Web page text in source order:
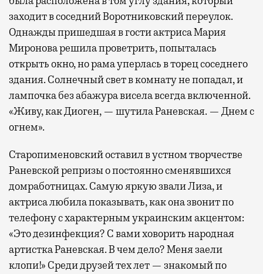
заходит в соседний Воротниковский переулок.
Однажды пришедшая в гости актриса Мария
Миронова решила проветрить, попыталась
открыть окно, но рама уперлась в торец соседнего
здания. Солнечный свет в комнату не попадал, и
лампочка без абажура висела всегда включенной.
«Живу, как Диоген, — шутила Раневская. — Днем с
огнем».
Старопименовский оставил в устном творчестве
Раневской репризы о постоянно сменявшихся
домработницах. Самую яркую звали Лиза, и
актриса любила показывать, как она звонит по
телефону с характерным украинским акцентом:
«Это дезинфекция? С вами ховорить народная
артистка Раневская. В чем дело? Меня заели
клопи!» Среди друзей тех лет — знакомый по